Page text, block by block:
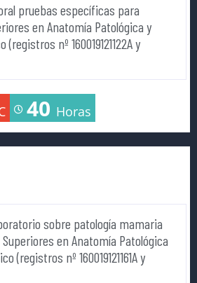
pruebas específicas para
en Anatomía Patológica y
nº 160019121122A y
40 Horas
sobre patología mamaria
en Anatomía Patológica
(registros nº 160019121161A y